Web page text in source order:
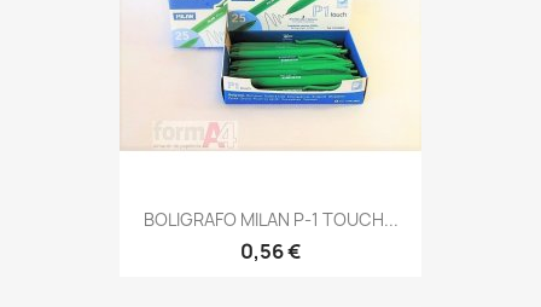
BOLIGRAFO MILAN P-1 TOUCH...
0,56 €